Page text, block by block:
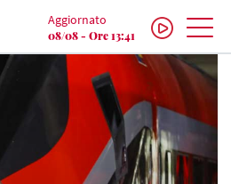
Aggiornato
08/08 - Ore 13:41